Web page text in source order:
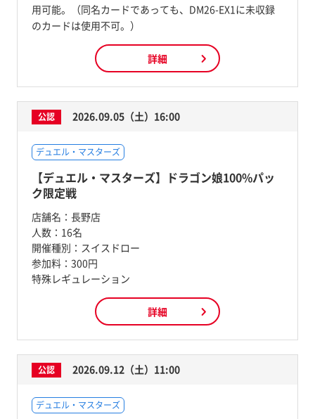
用可能。（同名カードであっても、DM26-EX1に未収録
のカードは使用不可。）
詳細
公認 2026.09.05（土）16:00
デュエル・マスターズ
【デュエル・マスターズ】ドラゴン娘100%パッ
ク限定戦
店舗名： 長野店
人数： 16名
開催種別： スイスドロー
参加料： 300円
特殊レギュレーション
詳細
公認 2026.09.12（土）11:00
デュエル・マスターズ